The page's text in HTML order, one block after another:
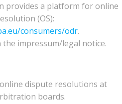
provides a platform for online
(OS):
consumers/odr.
the impressum/legal notice.
dispute resolutions at
boards.